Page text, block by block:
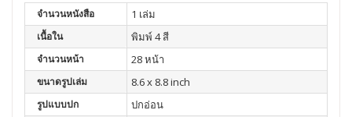
จำนวนหนังสือ 1 เล่ม
เนื้อใน พิมพ์ 4 สี
จำนวนหน้า 28 หน้า
ขนาดรูปเล่ม 8.6 x 8.8 inch
รูปแบบปก ปกอ่อน